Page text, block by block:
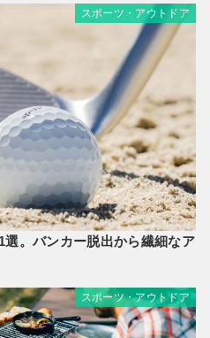
スポーツ・アウトドア
。バンカー脱出から繊細なア
スポーツ・アウトドア